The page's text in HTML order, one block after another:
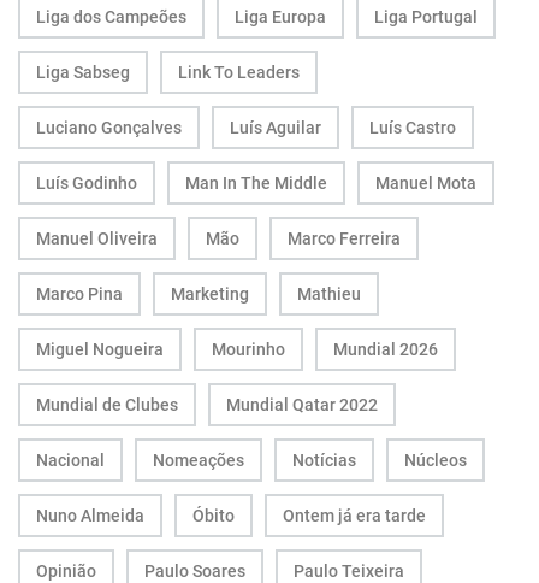
Liga dos Campeões Liga Europa Liga Portugal
Liga Sabseg Link To Leaders
Luciano Gonçalves Luís Aguilar Luís Castro
Luís Godinho Man In The Middle Manuel Mota
Manuel Oliveira Mão Marco Ferreira
Marco Pina Marketing Mathieu
Miguel Nogueira Mourinho Mundial 2026
Mundial de Clubes Mundial Qatar 2022
Nacional Nomeações Notícias Núcleos
Nuno Almeida Óbito Ontem já era tarde
Opinião Paulo Soares Paulo Teixeira